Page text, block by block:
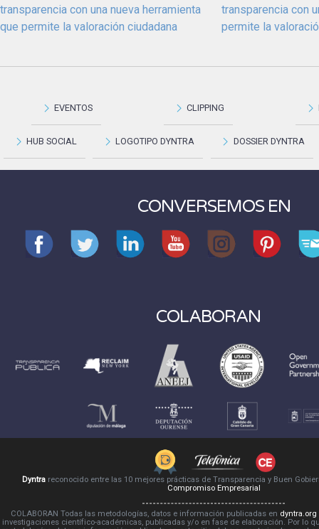
EVENTOS CLIPPING
HUB SOCIAL LOGOTIPO DYNTRA DOSSIER DYNTRA
transparencia con una nueva herramienta
que permite la valoración ciudadana
transparencia con
permite la
CONVERSEMOS EN
COLABORAN
Dyntrareconocido entre las 10 mejores prácticas de Transparencia y Buen
Compromiso Empresarial
COLABORAN Todas las metodologías, datos e información publicadas en dyntra.org
investigaciones científico-académicas, publicadas y/o en fase de elaboración. Por lo